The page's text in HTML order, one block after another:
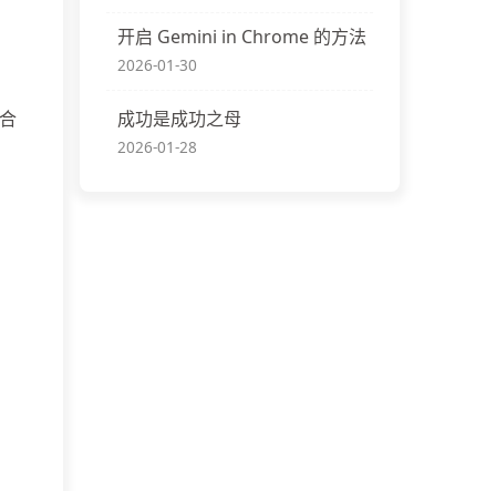
开启 Gemini in Chrome 的方法
2026-01-30
成功是成功之母
2026-01-28